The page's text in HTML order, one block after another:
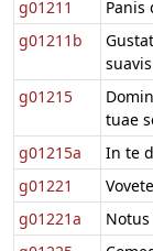
g01211
Panis
g01211b
suavis
g01215
tuae
g01215a In te
g01221
g01221a